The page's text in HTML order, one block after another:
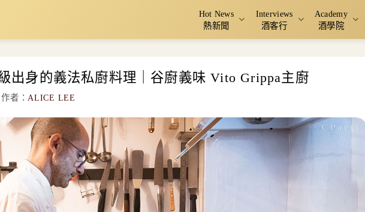
Hot News
熱新聞
Interviews
酒客行
Academy
酒學院
出身的義法私廚料理｜谷廚義味 Vito Grippa主廚
作者： ALICE LEE